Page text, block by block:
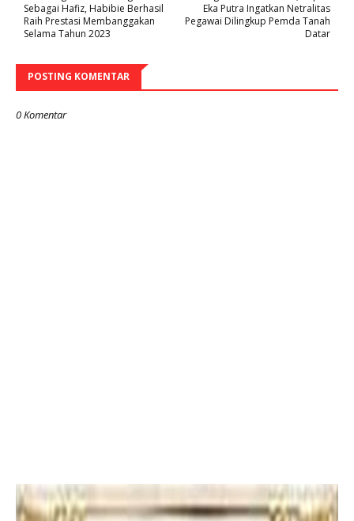
Eka Putra Ingatkan Netralitas
Pegawai Dilingkup Pemda Tanah
Datar
Sebagai Hafiz, Habibie Berhasil
Raih Prestasi Membanggakan
Selama Tahun 2023
POSTING KOMENTAR
0 Komentar